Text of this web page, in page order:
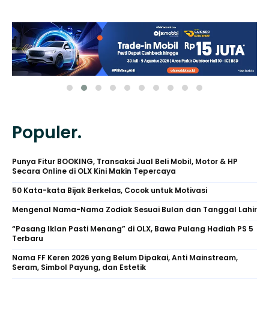
Populer.
Punya Fitur BOOKING, Transaksi Jual Beli Mobil, Motor & HP
Secara Online di OLX Kini Makin Tepercaya
50 Kata-kata Bijak Berkelas, Cocok untuk Motivasi
Mengenal Nama-Nama Zodiak Sesuai Bulan dan Tanggal Lahir
“Pasang Iklan Pasti Menang” di OLX, Bawa Pulang Hadiah PS 5
Terbaru
Nama FF Keren 2026 yang Belum Dipakai, Anti Mainstream,
Seram, Simbol Payung, dan Estetik